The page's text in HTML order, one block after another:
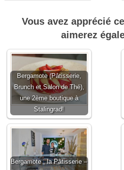
Vous avez apprécié
aimerez
Bergamote (Pâtisserie,
Brunch et Salon de Thé),
une 2ème boutique à
Stalingrad!
Bergamote , la Pâtisserie –